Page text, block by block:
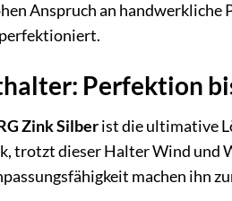
Anspruch an handwerkliche
Perfektion
Zink Silberist die ultimative
trotzt dieser Halter Wind und
machen ihn